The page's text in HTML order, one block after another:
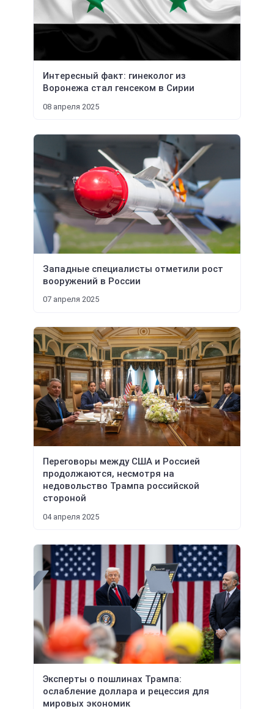
Интересный факт: гинеколог из
Воронежа стал генсеком в Сирии
08 апреля 2025
Западные специалисты отметили рост
вооружений в России
07 апреля 2025
Переговоры между США и Россией
продолжаются, несмотря на
недовольство Трампа российской
стороной
04 апреля 2025
Эксперты о пошлинах Трампа:
ослабление доллара и рецессия для
мировых экономик